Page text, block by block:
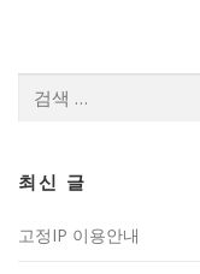
최신 글
고정IP 이용안내